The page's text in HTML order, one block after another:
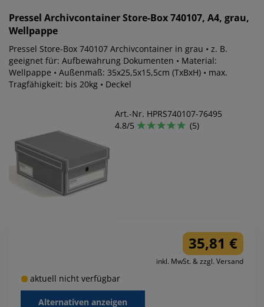
Pressel Archivcontainer Store-Box 740107, A4, grau,
Wellpappe
Pressel Store-Box 740107 Archivcontainer in grau • z. B.
geeignet für: Aufbewahrung Dokumenten • Material:
Wellpappe • Außenmaß: 35x25,5x15,5cm (TxBxH) • max.
Tragfähigkeit: bis 20kg • Deckel
Art.-Nr. HPRS740107-76495
4.8/5
(5)
35,81 €
inkl. MwSt. & zzgl. Versand
aktuell nicht verfügbar
Alternativen anzeigen